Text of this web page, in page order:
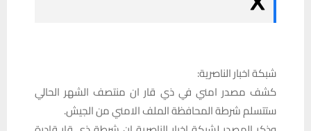
شبكة اخبار الناصرية:
كشف مصدر امني في ذي قار ان منتصف الشهر الحالي
ستتسلم شرطة المحافظة الملف الامني من الجيش.